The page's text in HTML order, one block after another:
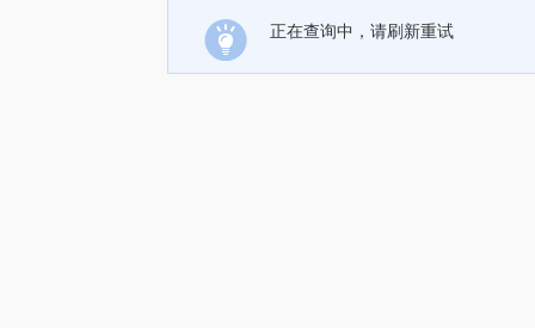
正在查询中，请刷新重试